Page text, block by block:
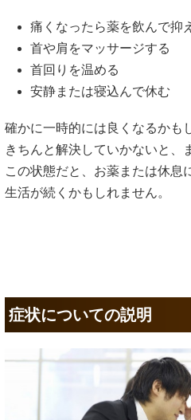
痛くなったら薬を飲んで抑
首や肩をマッサージする
首回りを温める
安静または寝込んで休む
確かに一時的には良くなるかも
きちんと解決していかないと、
この状態だと、お薬または休息
生活が続くかもしれません。
症状についての説明